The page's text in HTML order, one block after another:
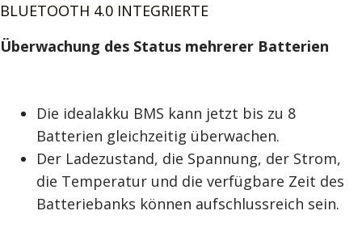
BLUETOOTH 4.0 INTEGRIERTE
Überwachung des Status mehrerer Batterien
Die idealakku BMS kann jetzt bis zu 8
Batterien gleichzeitig überwachen.
Der Ladezustand, die Spannung, der Strom,
die Temperatur und die verfügbare Zeit des
Batteriebanks können aufschlussreich sein.